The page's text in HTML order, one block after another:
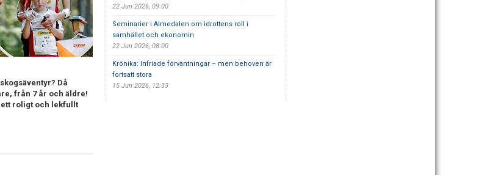
Då
från 7 år och äldre!
ett roligt och lekfullt
22 Jun 2026, 09:00
Seminarier i Almedalen om idrottens roll i
samhället och ekonomin
22 Jun 2026, 08:00
Krönika: Infriade förväntningar – men behoven är
fortsatt stora
15 Jun 2026, 12:33